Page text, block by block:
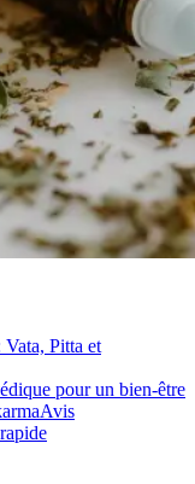
Vata, Pitta et
pour un bien-être
Avis